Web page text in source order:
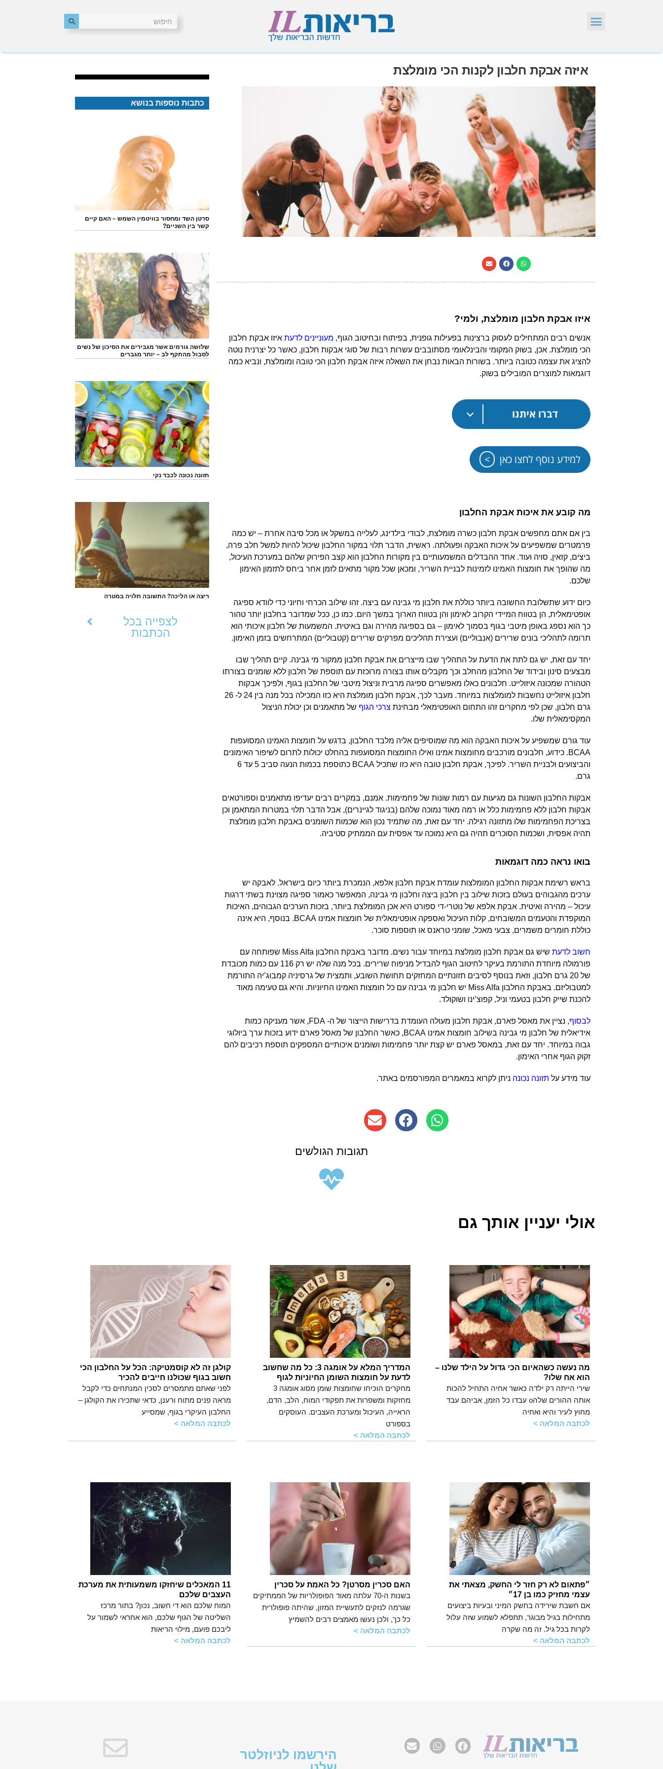
איזה אבקת חלבון לקנות הכי מומלצת
איזו אבקת חלבון מומלצת, ולמי?
אנשים רבים המתחילים לעסוק ברצינות בפעילות גופנית, בפיתוח ובחיטוב הגוף, מעוניינים לדעת איזו אבקת חלבון
הכי מומלצת. אכן, בשוק המקומי והבינלאומי מסתובבים עשרות רבות של סוגי אבקות חלבון, כאשר כל יצרנית נוטה
להציג את עצמה כטובה ביותר. בשורות הבאות נבחן את השאלה איזה אבקת חלבון הכי טובה ומומלצת, ונביא כמה
דוגמאות למוצרים המובילים בשוק.
דברו איתנו
למידע נוסף לחצו כאן
מה קובע את איכות אבקת החלבון
בין אם אתם מחפשים אבקת חלבון כשרה מומלצת, לבודי בילדינג, לעלייה במשקל או מכל סיבה אחרת – יש כמה
פרמטרים שמשפיעים על איכות האבקה ופעולתה. ראשית, הדבר תלוי במקור החלבון שיכול להיות למשל חלב פרה,
ביצים, קזאין, סויה ועוד. אחד ההבדלים המשמעותיים בין מקורות החלבון הוא קצב הפירוק שלהם במערכת העיכול,
מה שהופך את חומצות האמינו לזמינות לבניית השריר, ומכאן שכל מקור מתאים לזמן אחר ביחס לתזמון האימון
שלכם.
כיום ידוע שתשלובת החשובה ביותר כוללת את חלבון מי גבינה עם ביצה. זהו שילוב הכרחי וחיוני כדי לוודא ספיגה
אופטימאלית, הן בטווח המיידי הקרוב לאימון והן בטווח הארוך במשך היום. כמו כן, ככל שמדובר בחלבון יותר טהור
כך הוא נספג באופן מיטבי בגוף בסמוך לאימון – גם בספיגה מהירה וגם באיטית. המשמעות של חלבון איכותי הוא
תרומה לתהליכי בונים שרירים (אנבוליים) ועצירת תהליכים מפרקים שרירים (קטבוליים) המתרחשים בזמן האימון.
יחד עם זאת, יש גם לתת את הדעת על התהליך שבו מייצרים את אבקת חלבון ממקור מי גבינה. קיים תהליך שבו
מבצעים סינון ובידוד של החלבון מהחלב וכך מקבלים אותו בצורה מרוכזת עם תוספת של חלבון ללא שומנים בצורתו
הטהורה שמכונה איזולייט. חלבונים כאלו מאפשרים ספיגה מרבית וניצול מיטבי של החלבון בגוף, ולפיכך אבקות
חלבון איזולייט נחשבות למומלצות במיוחד. מעבר לכך, אבקת חלבון מומלצת היא כזו המכילה בכל מנה בין 24 ל- 26
גרם חלבון, שכן לפי מחקרים זהו התחום האופטימאלי מבחינת צרכי הגוף של מתאמנים וכן יכולת הניצול
המקסימאלית שלו.
עוד גורם שמשפיע על איכות האבקה הוא מה שמוסיפים אליה מלבד החלבון, בדגש על חומצות האמינו המסועפות
BCAA. כידוע, חלבונים מורכבים מחומצות אמינו ואילו החומצות המסועפות בהחלט יכולות לתרום לשיפור האימונים
והביצועים ולבניית השריר. לפיכך, אבקת חלבון טובה היא כזו שתכיל BCAA כתוספת בכמות הנעה סביב 5 עד 6
גרם.
אבקות החלבון השונות גם מגיעות עם רמות שונות של פחמימות. אמנם, במקרים רבים יעדיפו מתאמנים וספורטאים
אבקות חלבון ללא פחמימות כלל או רמה מאוד נמוכה שלהם (בניגוד לגיינרים), אבל הדבר תלוי במטרות המתאמן וכן
בצריכת הפחמימות שלו מתזונה רגילה. יחד עם זאת, מה שתמיד נכון הוא שכמות השומנים באבקת חלבון מומלצת
תהיה אפסית, ושכמות הסוכרים תהיה גם היא נמוכה עד אפסית עם הממתיק סטיביה.
בואו נראה כמה דוגמאות
בראש רשימת אבקות החלבון המומלצות עומדת אבקת חלבון אלפא, הנמכרת ביותר כיום בישראל. לאבקה יש
ערכים מהגבוהים בעולם בזכות שילוב בין חלבון ביצה וחלבון מי גבינה, המאפשר כאמור ספיגה מצוינת בשתי דרגות
עיכול – מהירה ואיטית. אבקת אלפא של נוטרי-די ספורט היא אכן המומלצת ביותר, בזכות הערכים הגבוהים, האיכות
המוקפדת והטעמים המשובחים, קלות העיכול ואספקה אופטימאלית של חומצות אמינו BCAA. בנוסף, היא אינה
כוללת חומרים משמרים, צבעי מאכל, שומני טראנס או תוספות סוכר.
חשוב לדעת
שיש גם אבקת חלבון מומלצת במיוחד עבור נשים. מדובר באבקת החלבון Miss Alfa שפותחה עם
פורמולה מיוחדת התורמת בעיקר לחיטוב הגוף להבדיל מניפוח שרירים. בכל מנה שלה יש רק 116 עם כמות מכובדת
של 20 גרם חלבון, וזאת בנוסף לסיבים תזונתיים המחזקים תחושת השובע, ותמצית של גרסיניה קמבוג’יה התורמת
למטבוליזם. באבקת החלבון Miss Alfa יש חלבון מי גבינה עם כל חומצות האמינו החיוניות. והיא גם טעימה מאוד
להכנת שייק חלבון בטעמי וניל, קפוצ’ינו ושוקולד.
לבסוף
, נציין את מאסל פארם, אבקת חלבון מעולה העומדת בדרישות הייצור של ה- FDA, אשר מעניקה כמות
אידיאלית של חלבון מי גבינה בשילוב חומצות אמינו BCAA, כאשר החלבון של מאסל פארם ידוע בזכות ערך ביולוגי
גבוה במיוחד. יחד עם זאת, במאסל פארם יש קצת יותר פחמימות ושומנים איכותיים המספקים תוספת רכיבים להם
זקוק הגוף אחרי האימון.
עוד מידע על תזונה נכונה ניתן לקרוא במאמרים המפורסמים באתר.
כתבות נוספות בנושא
סרטן השד ומחסור בוויטמין השמש – האם קיים
קשר בין השניים?
שלושה גורמים אשר מגבירים את הסיכון של נשים
לסבול מהתקף לב – יותר מגברים
תזונה נכונה לכבד נקי
ריצה או הליכה? התשובה תלויה במטרה
לצפייה בכל
הכתבות
תגובות הגולשים
אולי יעניין אותך גם
מה נעשה כשהאיום הכי גדול על הילד שלנו –
הוא אח שלו?
שירי הייתה רק ילדה כאשר אחיה התחיל להכות
אותה ההורים שלהo עבדו כל הזמן, אביהם עבד
מחוץ לעיר והיא ואחיה
לכתבה המלאה >
המדריך המלא על אומגה 3: כל מה שחשוב
לדעת על חומצות השומן החיוניות לגוף
מחקרים הוכיחו שחומצות שומן מסוג אומגה 3
מחזקות ומשפרות את תפקודי המוח, הלב, הדם,
הראייה, העיכול ומערכת העצבים. העוסקים
בספורט
לכתבה המלאה >
קולגן זה לא קוסמטיקה: הכל על החלבון הכי
חשוב בגוף שכולנו חייבים להכיר
לפני שאתם מתמסרים לסכין המנתחים כדי לקבל
מראה פנים מתוח ורענן, כדאי שתכירו את הקולגן –
החלבון העיקרי בגוף, שמסייע
לכתבה המלאה >
״פתאום לא רק חזר לי החשק, מצאתי את
עצמי מחזיק כמו בן 17״
אם חשבת שירידה בחשק המיני ובעיות ביצועים
מתחילות בגיל מבוגר, תתפלא לשמוע שזה עלול
לקרות בכל גיל. זה מה שקרה
לכתבה המלאה >
האם סכרין מסרטן? כל האמת על סכרין
בשנות ה-70 עלתה מאוד הפופולריות של הממתיקים
שגרמה לנזקים לתעשיית המזון, שהיתה פופולרית
כל כך, ולכן נעשו מאמצים רבים להשמיץ
לכתבה המלאה >
11 המאכלים שיחזקו משמעותית את מערכת
העצבים שלכם
המוח שלכם הוא די חשוב, נכון? בתור מרכז
השליטה של הגוף שלכם, הוא אחראי לשמור על
ליבכם פועם, מילוי הריאות
לכתבה המלאה >
הירשמו לניוזלטר